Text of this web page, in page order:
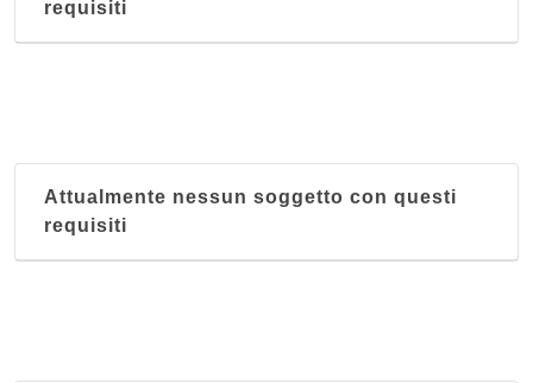
requisiti
Attualmente nessun soggetto con questi
requisiti